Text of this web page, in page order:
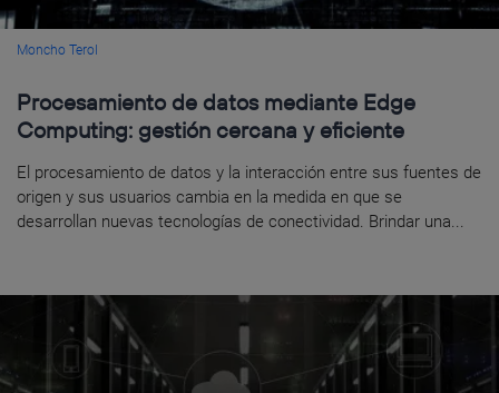
Moncho Terol
Procesamiento de datos mediante Edge
Computing: gestión cercana y eficiente
El procesamiento de datos y la interacción entre sus fuentes de
origen y sus usuarios cambia en la medida en que se
desarrollan nuevas tecnologías de conectividad. Brindar una...